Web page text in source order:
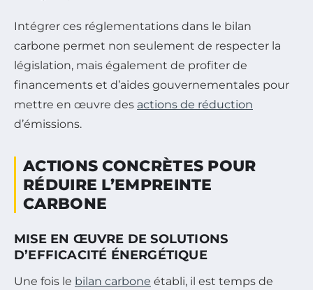
Intégrer ces réglementations dans le bilan
carbone permet non seulement de respecter la
législation, mais également de profiter de
financements et d’aides gouvernementales pour
mettre en œuvre des actions de réduction
d’émissions.
ACTIONS CONCRÈTES POUR
RÉDUIRE L’EMPREINTE
CARBONE
MISE EN ŒUVRE DE SOLUTIONS
D’EFFICACITÉ ÉNERGÉTIQUE
Une fois le bilan carbone établi, il est temps de